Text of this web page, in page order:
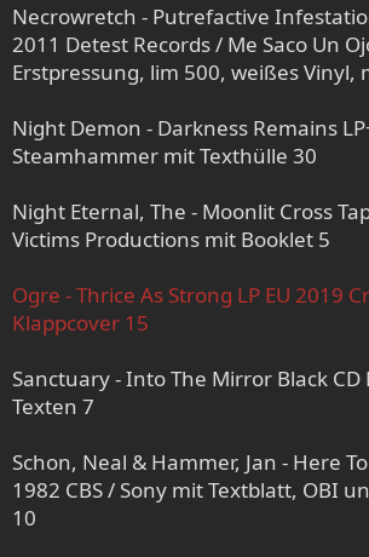
Necrowretch - Putrefactive
2011 Detest Records / Me Saco Un
Erstpressung, lim 500, weißes Vinyl,
Night Demon - Darkness Remains
Steamhammer mit Texthülle 30
Night Eternal, The - Moonlit Cross
Victims Productions mit Booklet 5
Ogre - Thrice As Strong LP EU 2019
Klappcover 15
Sanctuary - Into The Mirror Black CD
Texten 7
Schon, Neal & Hammer, Jan - Here
1982 CBS / Sony mit Textblatt, OBI
10